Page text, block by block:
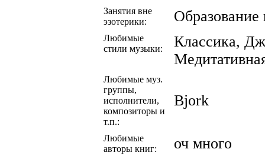
Занятия вне
эзотерики:
Образование
Любимые
стили музыки:
Классика,
Любимые муз.
группы,
исполнители,
композиторы и
т.п.:
Bjork
Любимые
авторы книг:
оч много